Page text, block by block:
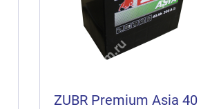
ZUBR Premium Asia 40